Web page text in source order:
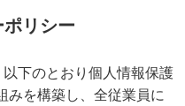
リシー
下のとおり個人情報保護
みを構築し、全従業員に